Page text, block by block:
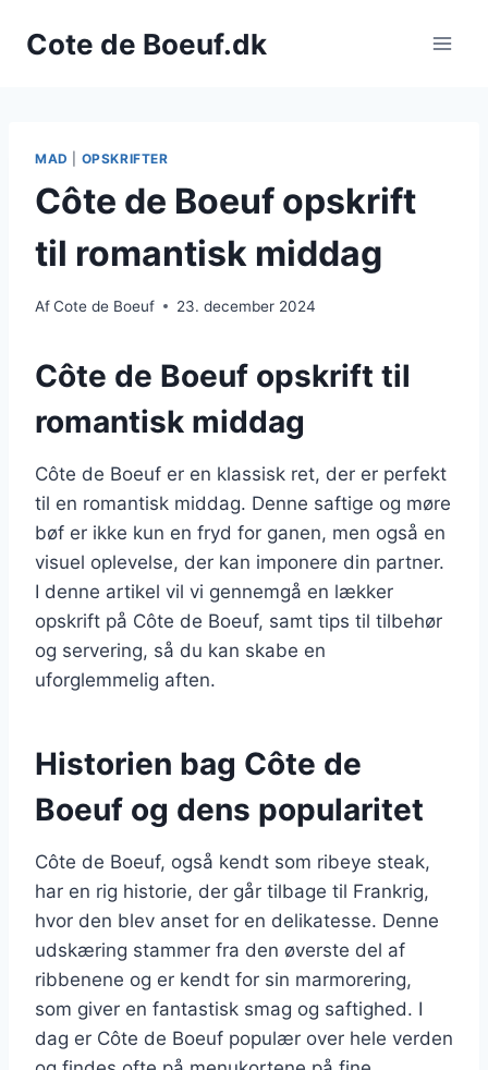
Cote de Boeuf.dk
MAD OPSKRIFTER
Côte de Boeuf opskrift
til romantisk middag
AfCote de Boeuf 23. december 2024
Côte de Boeuf opskrift til
romantisk middag
Côte de Boeuf er en klassisk ret, der er perfekt
til en romantisk middag. Denne saftige og møre
bøf er ikke kun en fryd for ganen, men også en
visuel oplevelse, der kan imponere din partner.
I denne artikel vil vi gennemgå en lækker
opskrift på Côte de Boeuf, samt tips til tilbehør
og servering, så du kan skabe en
uforglemmelig aften.
Historien bag Côte de
Boeuf og dens popularitet
Côte de Boeuf, også kendt som ribeye steak,
har en rig historie, der går tilbage til Frankrig,
hvor den blev anset for en delikatesse. Denne
udskæring stammer fra den øverste del af
ribbenene og er kendt for sin marmorering,
som giver en fantastisk smag og saftighed. I
dag er Côte de Boeuf populær over hele verden